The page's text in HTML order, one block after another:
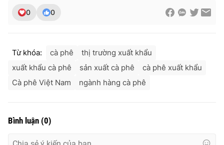
0 0
Từ khóa: cà phê
thị trường xuất khẩu
xuất khẩu cà phê
sản xuất cà phê
cà phê xuất khẩu
Cà phê Việt Nam
ngành hàng cà phê
Bình luận (0)